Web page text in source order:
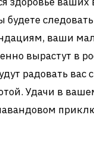
ваши
вырастут в
радовать
Удачи в